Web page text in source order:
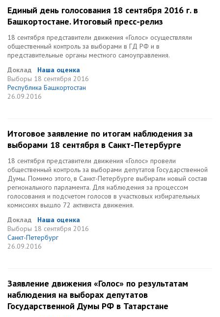
Единый день голосования 18 сентября 2016 г. в
Башкортостане. Итоговый пресс-релиз
18 сентября представители движения «Голос» осуществляли
общественный контроль за выборами в ГД РФ и в
представительные органы местного самоуправления.
Доклад
Наша оценка
Выборы 18 сентября 2016
Республика Башкортостан
26.09.2016
Итоговое заявление по итогам наблюдения за
выборами 18 сентября в Санкт-Петербурге
18 сентября представители движения «Голос» провели
общественный контроль за выборами депутатов Государственной
Думы. Помимо этого, в Санкт-Петербурге выбирали новый состав
регионального парламента. Для наблюдения за процессом
голосования и подсчетом голосов в участковых избирательных
комиссиях вышло 72 активиста движения.
Доклад
Наша оценка
Выборы 18 сентября 2016
Санкт-Петербург
26.09.2016
Заявление движения «Голос» по результатам
наблюдения на выборах депутатов
Государственной Думы РФ в Татарстане